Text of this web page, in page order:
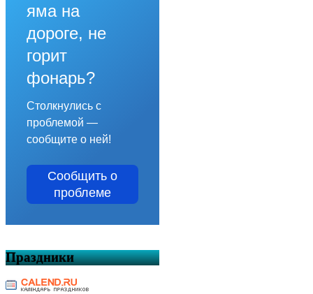
яма на
дороге, не
горит
фонарь?
Столкнулись с
проблемой —
сообщите о ней!
Сообщить о
проблеме
Праздники